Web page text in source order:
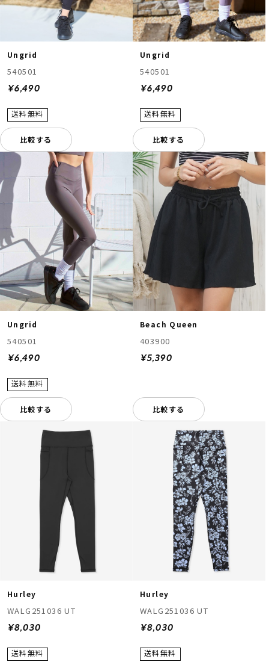
Ungrid
540501
¥6,490
比較する
Ungrid
540501
¥6,490
比較する
Ungrid
540501
¥6,490
比較する
Beach Queen
403900
¥5,390
比較する
Hurley
WALG251036 UT
¥8,030
Hurley
WALG251036 UT
¥8,030